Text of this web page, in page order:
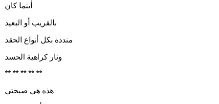
أينما كان
بالقريب أو البعيد
منددة بكل أنواع الحقد
ونار كراهية الحسد
** ** ** ** **
هذه هي صيحتي